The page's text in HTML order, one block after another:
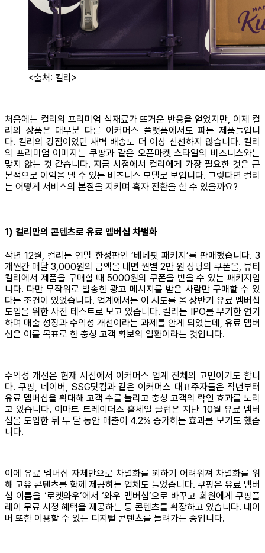
<출처: 컬리>
처음에는 컬리의 프리미엄 식재료가 뜨거운 반응을 얻었지만, 이제 컬
리의 상품은 대부분 다른 이커머스 플랫폼에서도 파는 제품들입니
다. 컬리의 강점이었던 새벽 배송도 더 이상 신선하지 않습니다. 컬리
의 프리미엄 이미지는 쿠팡과 같은 오픈마켓 스타일의 비즈니스와는
맞지 않는 것 같습니다. 지금 시점에서 컬리에게 가장 필요한 것은 근
본적으로 이익을 낼 수 있는 비즈니스 모델로 보입니다. 그렇다면 컬리
는 어떻게 서비스의 본질을 지키며 흑자 전환을 할 수 있을까요?
1) 컬리만의 콘텐츠로 유료 멤버십 차별화
작년 12월, 컬리는 연말 한정판인 ‘베네핏 패키지’를 판매했습니다. 3
개월간 매달 3,000원의 금액을 내면 월별 2만 원 상당의 쿠폰을, 뷰티
컬리에서 제품을 구매할 때 5000원의 쿠폰을 받을 수 있는 패키지입
니다. 다만 무작위로 발송한 광고 메시지를 받은 사람만 구매할 수 있
다는 조건이 있었습니다. 업계에서는 이 시도를 올 상반기 유료 멤버십
도입을 위한 사전 테스트로 보고 있습니다. 컬리는 IPO를 무기한 연기
하며 매출 성장과 수익성 개선이라는 과제를 안게 되었는데, 유료 멤버
십은 이를 목표로 한 충성 고객 확보의 일환이라는 것입니다.
수익성 개선은 현재 시점에서 이커머스 업계 전체의 고민이기도 합니
다. 쿠팡, 네이버, SSG닷컴과 같은 이커머스 대표주자들은 작년부터
유료 멤버십을 확대해 고객 수를 늘리고 충성 고객의 락인 효과를 노리
고 있습니다. 이마트 트레이더스 홀세일 클럽은 지난 10월 유료 멤버
십을 도입한 뒤 두 달 동안 매출이 4.2% 증가하는 효과를 보기도 했습
니다.
이에 유료 멤버십 자체만으로 차별화를 꾀하기 어려워져 차별화를 위
해 고유 콘텐츠를 함께 제공하는 업체도 늘었습니다. 쿠팡은 유료 멤버
십 이름을 ‘로켓와우’에서 ‘와우 멤버십’으로 바꾸고 회원에게 쿠팡플
레이 무료 시청 혜택을 제공하는 등 콘텐츠를 확장하고 있습니다. 네이
버 또한 이용할 수 있는 디지털 콘텐츠를 늘려가는 중입니다.